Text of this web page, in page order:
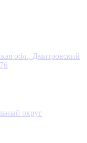
обл., Дмитровский
округ